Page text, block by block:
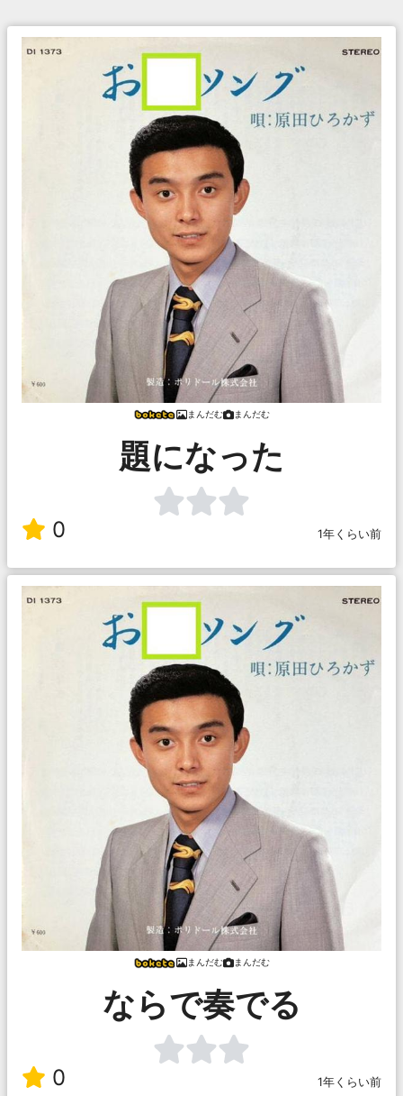
まんだむ まんだむ
題になった
0 1年くらい前
まんだむ まんだむ
ならで奏でる
0 1年くらい前